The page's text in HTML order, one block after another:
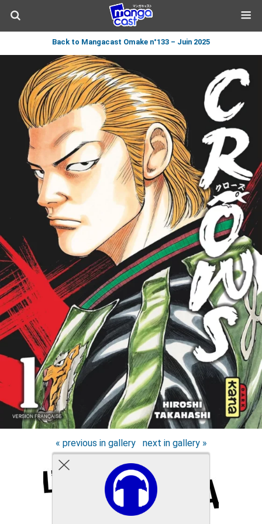
Back to Mangacast Omake n°133 – Juin 2025
« previous in gallery next in gallery »